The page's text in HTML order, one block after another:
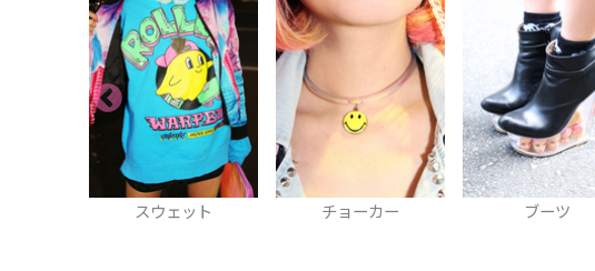
チョーカー ブーツ ぬいぐるみ